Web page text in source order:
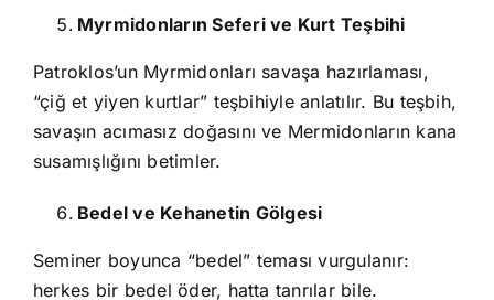
Myrmidonların Seferi ve Kurt Teşbihi
Patroklos’un Myrmidonları savaşa hazırlaması,
“çiğ et yiyen kurtlar” teşbihiyle anlatılır. Bu teşbih,
savaşın acımasız doğasını ve Mermidonların kana
susamışlığını betimler.
Bedel ve Kehanetin Gölgesi
Seminer boyunca “bedel” teması vurgulanır:
herkes bir bedel öder, hatta tanrılar bile.